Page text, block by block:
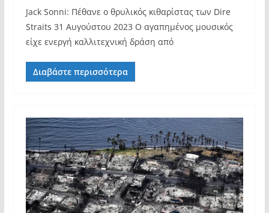
Jack Sonni: Πέθανε ο θρυλικός κιθαρίστας των Dire
Straits 31 Αυγούστου 2023 O αγαπημένος μουσικός
είχε ενεργή καλλιτεχνική δράση από
Διαβάστε περισσότερα